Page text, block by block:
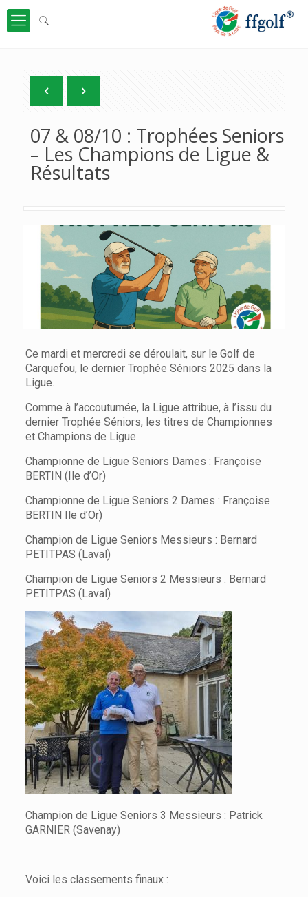
07 & 08/10 : Trophées Seniors
– Les Champions de Ligue &
Résultats
Ce mardi et mercredi se déroulait, sur le Golf de
Carquefou, le dernier Trophée Séniors 2025 dans la
Ligue.
Comme à l’accoutumée, la Ligue attribue, à l’issu du
dernier Trophée Séniors, les titres de Championnes
et Champions de Ligue.
Championne de Ligue Seniors Dames : Françoise
BERTIN (Ile d’Or)
Championne de Ligue Seniors 2 Dames : Françoise
BERTIN Ile d’Or)
Champion de Ligue Seniors Messieurs : Bernard
PETITPAS (Laval)
Champion de Ligue Seniors 2 Messieurs : Bernard
PETITPAS (Laval)
Champion de Ligue Seniors 3 Messieurs : Patrick
GARNIER (Savenay)
Voici les classements finaux :